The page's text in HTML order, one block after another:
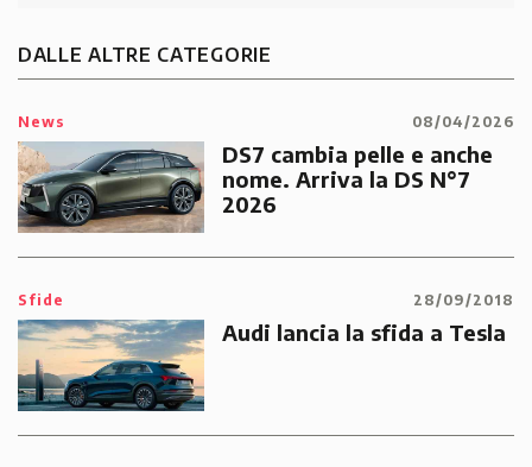
DALLE ALTRE CATEGORIE
News 08/04/2026
DS7 cambia pelle e anche
nome. Arriva la DS N°7
2026
Sfide 28/09/2018
Audi lancia la sfida a Tesla